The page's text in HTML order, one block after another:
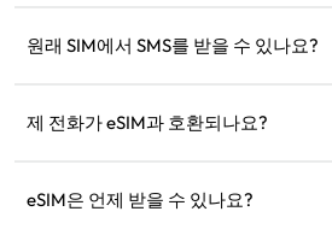
사용하여 통신할 수 있습니다.
원래 SIM에서 SMS를 받을 수 있나요?
과 원래 SIM을 동시에 활성화할 수 있습
제 전화가 eSIM과 호환되나요?
이지를 방문하세요.
eSIM은 언제 받을 수 있나요?